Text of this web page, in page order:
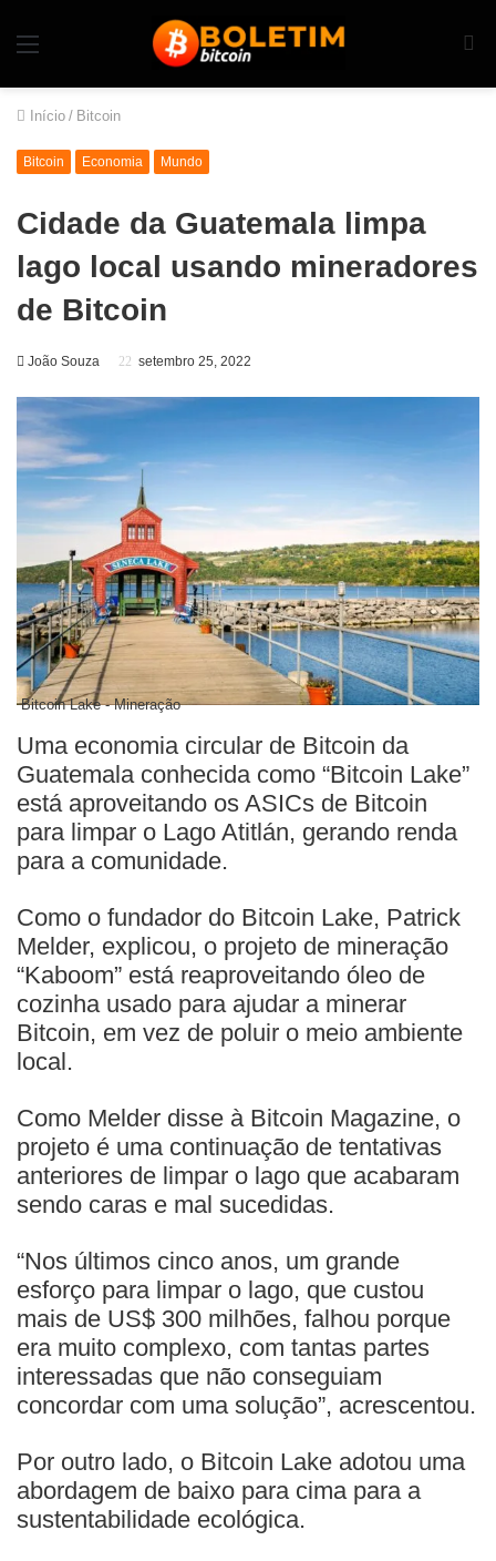
Início / Bitcoin
Bitcoin Economia Mundo
Cidade da Guatemala limpa
lago local usando mineradores
de Bitcoin
João Souza setembro 25, 2022
Bitcoin Lake - Mineração
Uma economia circular de Bitcoin da
Guatemala conhecida como “Bitcoin Lake”
está aproveitando os ASICs de Bitcoin
para limpar o Lago Atitlán, gerando renda
para a comunidade.
Como o fundador do Bitcoin Lake, Patrick
Melder, explicou, o projeto de mineração
“Kaboom” está reaproveitando óleo de
cozinha usado para ajudar a minerar
Bitcoin, em vez de poluir o meio ambiente
local.
Como Melder disse à Bitcoin Magazine, o
projeto é uma continuação de tentativas
anteriores de limpar o lago que acabaram
sendo caras e mal sucedidas.
“Nos últimos cinco anos, um grande
esforço para limpar o lago, que custou
mais de US$ 300 milhões, falhou porque
era muito complexo, com tantas partes
interessadas que não conseguiam
concordar com uma solução”, acrescentou.
Por outro lado, o Bitcoin Lake adotou uma
abordagem de baixo para cima para a
sustentabilidade ecológica.